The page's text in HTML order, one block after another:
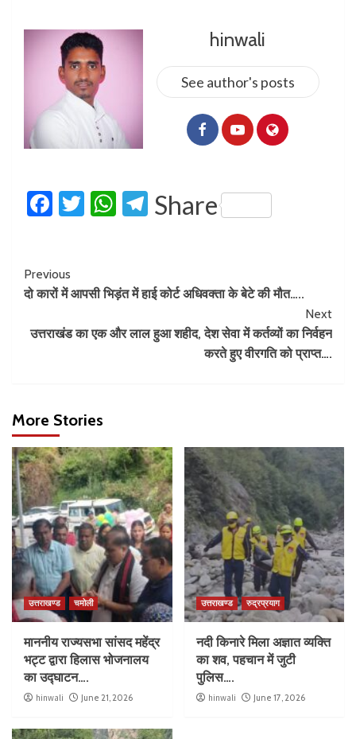
hinwali
See author's posts
Facebook
Twitter
WhatsApp
Telegram
Share
Previous
दो कारों में आपसी भिड़ंत में हाई कोर्ट अधिवक्ता के बेटे की मौत…..
Next
उत्तराखंड का एक और लाल हुआ शहीद, देश सेवा में कर्तव्यों का निर्वहन
करते हुए वीरगति को प्राप्त….
More Stories
उत्तराखण्ड चमोली
माननीय राज्यसभा सांसद महेंद्र
भट्ट द्वारा हिलास भोजनालय
का उद्घाटन….
hinwali June 21, 2026
उत्तराखण्ड रुद्रप्रयाग
नदी किनारे मिला अज्ञात व्यक्ति
का शव, पहचान में जुटी
पुलिस….
hinwali June 17, 2026